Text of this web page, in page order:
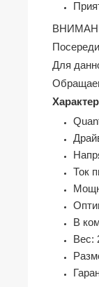
Для
Ток
В
Вес: